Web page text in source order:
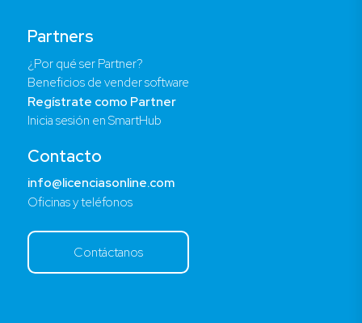
Partners
¿Por qué ser Partner?
Beneficios de vender software
Regístrate como Partner
Inicia sesión en SmartHub
Contacto
info@licenciasonline.com
Oficinas y teléfonos
Contáctanos